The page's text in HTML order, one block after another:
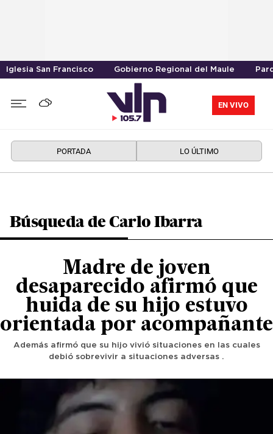
Iglesia San Francisco Gobierno Regional del Maule
EN VIVO
PORTADA LO ÚLTIMO
Búsqueda de Carlo Ibarra
Madre de joven
desaparecido afirmó que
huida de su hijo estuvo
orientada por acompañante
Además afirmó que su hijo vivió situaciones en las cuales
debió sobrevivir a situaciones adversas .